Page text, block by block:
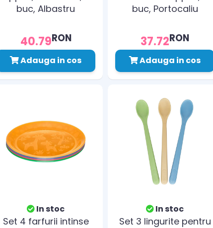
buc, Albastru
40.79RON
Adauga in cos
buc, Portocaliu
37.72RON
Adauga in cos
In stoc
Set 4 farfurii intinse
In stoc
Set 3 lingurite pentru